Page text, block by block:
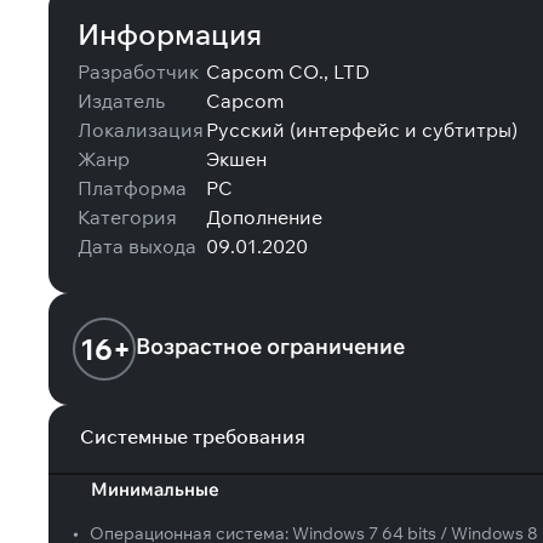
Информация
Разработчик Capcom CO., LTD
Издатель
Capcom
Локализация Русский (интерфейс и субтитры)
Жанр
Экшен
Платформа
PC
Категория
Дополнение
Дата выхода 09.01.2020
16+ Возрастное ограничение
Системные требования
Минимальные
• Операционная система:Windows 7 64 bits / Windows 8